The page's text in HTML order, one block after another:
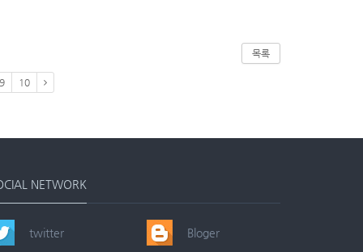
목록
9 10
NETWORK
twitter Bloger